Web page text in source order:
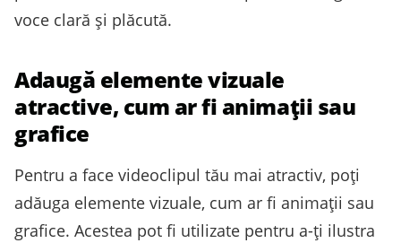
voce clară și plăcută.
Adaugă elemente vizuale
atractive, cum ar fi animații sau
grafice
Pentru a face videoclipul tău mai atractiv, poți
adăuga elemente vizuale, cum ar fi animații sau
grafice. Acestea pot fi utilizate pentru a-ți ilustra